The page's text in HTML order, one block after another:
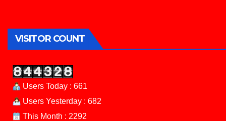
VISITOR COUNT
Users Today : 661
Users Yesterday : 682
This Month : 2292